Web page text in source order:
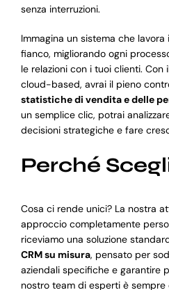
senza interruzioni.
Immagina un sistema che
fianco, migliorando ogni
le relazioni con i tuoi clienti. Con
cloud-based, avrai il pieno
statistiche di vendita e delle
un semplice clic, potrai
decisioni strategiche e fare
Perché
Cosa ci rende unici? La nostra
approccio completamente
riceviamo una soluzione
CRM su misura, pensato per
aziendali specifiche e garantire
nostro team di esperti è